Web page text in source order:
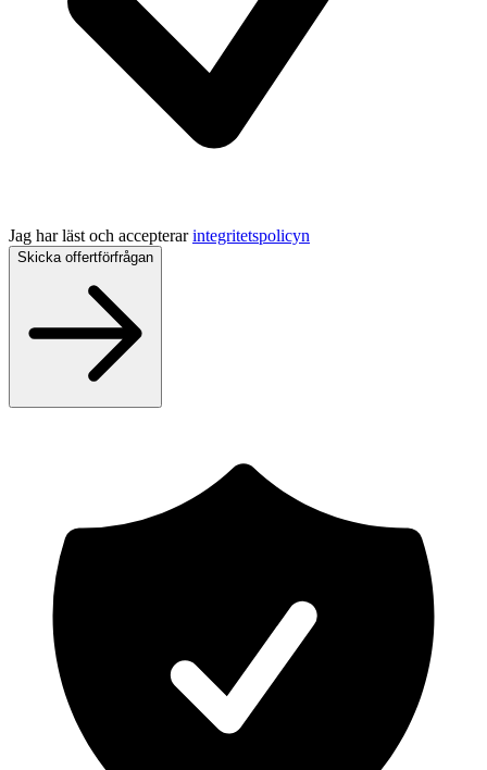
Jag har läst och accepterar integritetspolicyn
Skicka offertförfrågan